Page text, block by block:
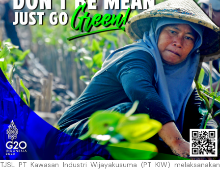
TJSL PT Kawasan Industri Wijayakusuma (PT KIW) melaksanakan